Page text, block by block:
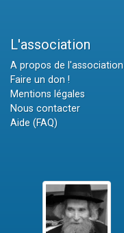
L'association
A propos de l'association
Faire un don !
Mentions légales
Nous contacter
Aide (FAQ)